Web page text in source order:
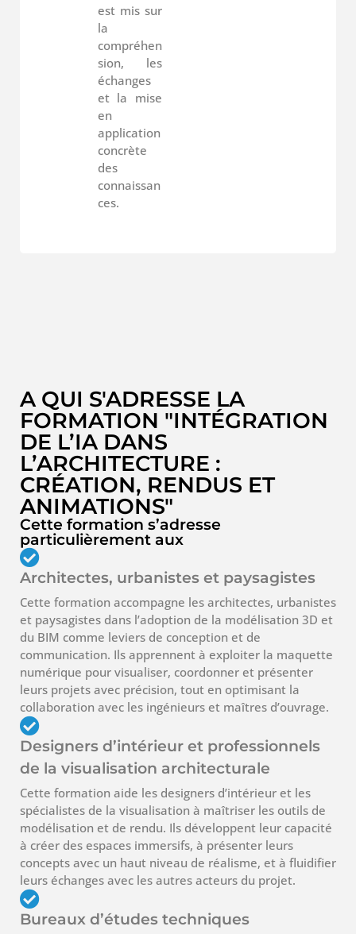
est mis sur
la
compréhen
sion, les
échanges
et la mise
en
application
concrète
des
connaissan
ces.
A QUI S'ADRESSE LA
FORMATION "INTÉGRATION
DE L’IA DANS
L’ARCHITECTURE :
CRÉATION, RENDUS ET
ANIMATIONS"
Cette formation s’adresse
particulièrement aux
Architectes, urbanistes et paysagistes
Cette formation accompagne les architectes, urbanistes
et paysagistes dans l’adoption de la modélisation 3D et
du BIM comme leviers de conception et de
communication. Ils apprennent à exploiter la maquette
numérique pour visualiser, coordonner et présenter
leurs projets avec précision, tout en optimisant la
collaboration avec les ingénieurs et maîtres d’ouvrage.
Designers d’intérieur et professionnels
de la visualisation architecturale
Cette formation aide les designers d’intérieur et les
spécialistes de la visualisation à maîtriser les outils de
modélisation et de rendu. Ils développent leur capacité
à créer des espaces immersifs, à présenter leurs
concepts avec un haut niveau de réalisme, et à fluidifier
leurs échanges avec les autres acteurs du projet.
Bureaux d’études techniques